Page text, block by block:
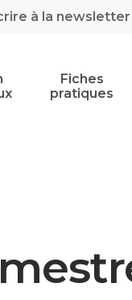
à la newsletter
Fiches
pratiques